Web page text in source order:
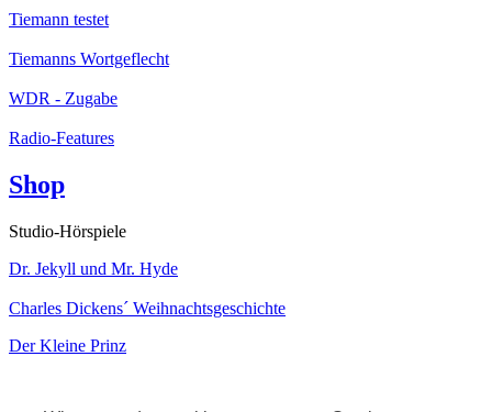
Tiemann testet
Tiemanns Wortgeflecht
WDR - Zugabe
Radio-Features
Shop
Studio-Hörspiele
Dr. Jekyll und Mr. Hyde
Charles Dickens´ Weihnachtsgeschichte
Der Kleine Prinz